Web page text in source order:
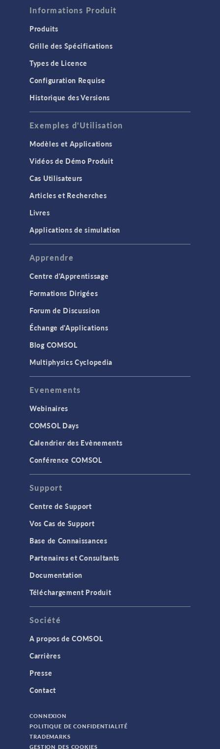
Informations Produit
Produits
Grille des Spécifications
Types de Licence
Configuration Requise
Historique des Versions
Exemples d'Utilisation
Modèles et Applications
Vidéos de Démo Produit
Cas Utilisateurs
Articles et Recherches
Livres
Applications de simulation
Apprendre
Centre d'Apprentissage
Formations Dirigées
Forum de Discussion
Échange d'Applications
Blog COMSOL
Multiphysics Cyclopedia
Evenements
Webinaires
COMSOL Days
Calendrier des Evènements
Conférence COMSOL
Support
Centre de Support
Vos Cas de Support
Base de Connaissances
Partenaires et Consultants
Documentation
Téléchargement Produit
Société
A propos de COMSOL
Carrières
Presse
Contact
CONNEXION
POLITIQUE DE CONFIDENTIALITÉ
TRADEMARKS
GESTION DES COOKIES